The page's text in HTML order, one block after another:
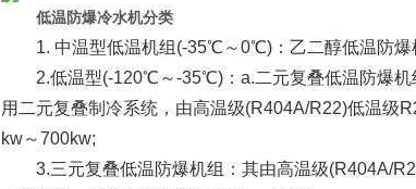
低温防爆冷水机分类
1. 中温型低温机组(-35℃～0℃)：乙二醇低温防爆
2.低温型(-120℃～-35℃)：a.二元复叠低温防爆机
用二元复叠制冷系统，由高温级(R404A/R22)低温
kw～700kw;
3.三元复叠低温防爆机组：其由高温级(R404A/